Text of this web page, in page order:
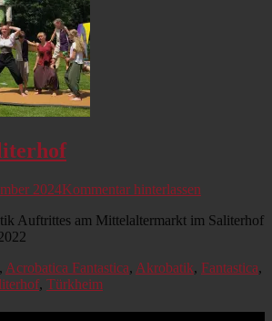
2024Kommentar hinterlassen
Auftrittes am Mittelaltermarkt im Saliterhof
, Acrobatica Fantastica, Akrobatik, Fantastica,
, Türkheim